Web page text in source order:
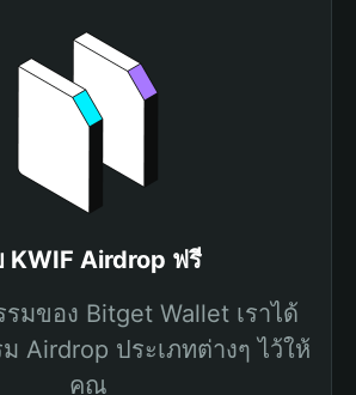
KWIF Airdrop ฟรี
มของ Bitget Wallet เราได้
Airdrop ประเภทต่างๆ ไว้ให้
คุณ